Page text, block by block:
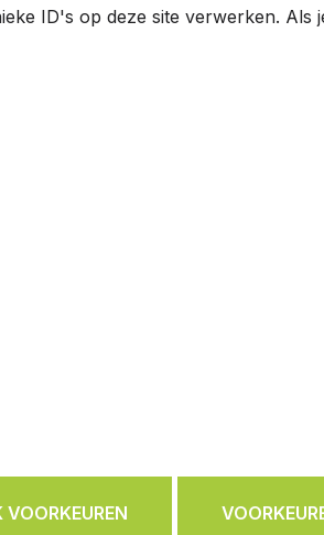
ID's op deze site verwerken.
VOORKEUREN